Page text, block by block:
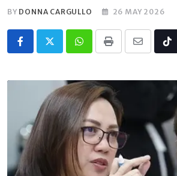
BY DONNA CARGULLO 26 MAY 2026
Whatsapp
Print
Share
Email